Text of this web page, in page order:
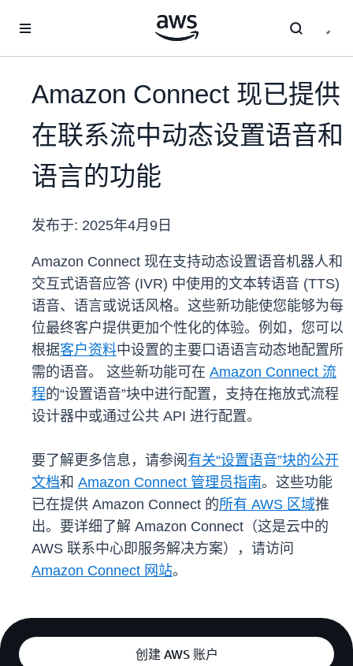
Amazon Connect 现已提供
在联系流中动态设置语音和
语言的功能
发布于: 2025年4月9日
Amazon Connect 现在支持动态设置语音机器人和
交互式语音应答 (IVR) 中使用的文本转语音 (TTS)
语音、语言或说话风格。这些新功能使您能够为每
位最终客户提供更加个性化的体验。例如，您可以
根据客户资料中设置的主要口语语言动态地配置所
需的语音。 这些新功能可在 Amazon Connect 流
程的“设置语音”块中进行配置，支持在拖放式流程
设计器中或通过公共 API 进行配置。
要了解更多信息，请参阅 有关“设置语音”块的公开
文档和 Amazon Connect 管理员指南。这些功能
已在提供 Amazon Connect 的所有 AWS 区域推
出。要详细了解 Amazon Connect（这是云中的
AWS 联系中心即服务解决方案），请访问
Amazon Connect 网站。
创建 AWS 账户